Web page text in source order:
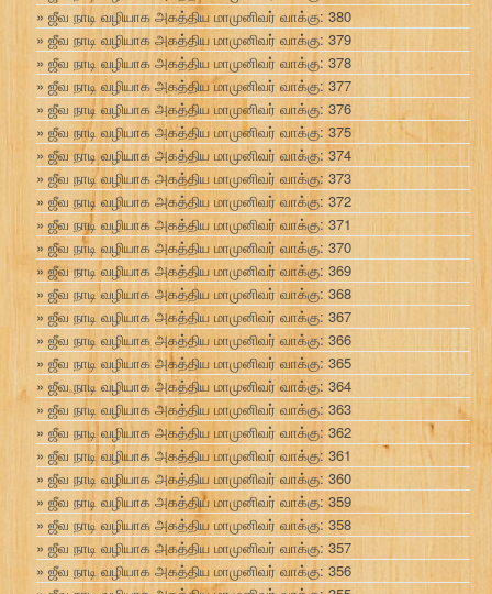
ஜீவ நாடி வழியாக அகத்திய மாமுனிவர் வாக்கு: 380
ஜீவ நாடி வழியாக அகத்திய மாமுனிவர் வாக்கு: 379
ஜீவ நாடி வழியாக அகத்திய மாமுனிவர் வாக்கு: 378
ஜீவ நாடி வழியாக அகத்திய மாமுனிவர் வாக்கு: 377
ஜீவ நாடி வழியாக அகத்திய மாமுனிவர் வாக்கு: 376
ஜீவ நாடி வழியாக அகத்திய மாமுனிவர் வாக்கு: 375
ஜீவ நாடி வழியாக அகத்திய மாமுனிவர் வாக்கு: 374
ஜீவ நாடி வழியாக அகத்திய மாமுனிவர் வாக்கு: 373
ஜீவ நாடி வழியாக அகத்திய மாமுனிவர் வாக்கு: 372
ஜீவ நாடி வழியாக அகத்திய மாமுனிவர் வாக்கு: 371
ஜீவ நாடி வழியாக அகத்திய மாமுனிவர் வாக்கு: 370
ஜீவ நாடி வழியாக அகத்திய மாமுனிவர் வாக்கு: 369
ஜீவ நாடி வழியாக அகத்திய மாமுனிவர் வாக்கு: 368
ஜீவ நாடி வழியாக அகத்திய மாமுனிவர் வாக்கு: 367
ஜீவ நாடி வழியாக அகத்திய மாமுனிவர் வாக்கு: 366
ஜீவ நாடி வழியாக அகத்திய மாமுனிவர் வாக்கு: 365
ஜீவ நாடி வழியாக அகத்திய மாமுனிவர் வாக்கு: 364
ஜீவ நாடி வழியாக அகத்திய மாமுனிவர் வாக்கு: 363
ஜீவ நாடி வழியாக அகத்திய மாமுனிவர் வாக்கு: 362
ஜீவ நாடி வழியாக அகத்திய மாமுனிவர் வாக்கு: 361
ஜீவ நாடி வழியாக அகத்திய மாமுனிவர் வாக்கு: 360
ஜீவ நாடி வழியாக அகத்திய மாமுனிவர் வாக்கு: 359
ஜீவ நாடி வழியாக அகத்திய மாமுனிவர் வாக்கு: 358
ஜீவ நாடி வழியாக அகத்திய மாமுனிவர் வாக்கு: 357
ஜீவ நாடி வழியாக அகத்திய மாமுனிவர் வாக்கு: 356